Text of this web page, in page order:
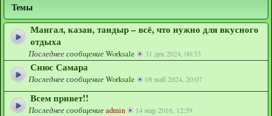
Темы
Мангал, казан, тандыр – всё, что нужно для вкусного
отдыха
Последнее сообщениеWorksale 31 дек 2024, 00:33
Снюс Самара
Последнее сообщениеWorksale 08 май 2024, 20:07
Всем привет!!
Последнее сообщениеadmin 14 мар 2016, 12:59